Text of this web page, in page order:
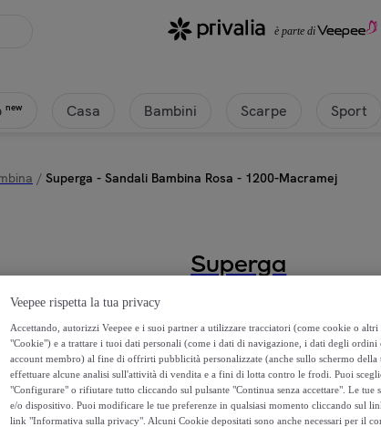
new Casa Bambini Scarpe Sport
/ Superga - Sandali Bambina Rosa - 1200-Macramej
Superga
Superga - Sandali
13,99 €
29,00 €
- 51 %
Veepee rispetta la tua privacy
Accettando, autorizzi Veepee e i suoi partner a utilizzare tracciatori (come cookie o
"Cookie") e a trattare i tuoi dati personali (come i dati di navigazione, i dati degli
account membro) al fine di offrirti pubblicità personalizzate (anche sullo schermo della
effettuare alcune analisi sull'attività di vendita e a fini di lotta contro le frodi. Puoi
"Configurare" o rifiutare tutto cliccando sul pulsante "Continua senza accettare". Le tue
e/o dispositivo. Puoi modificare le tue preferenze in qualsiasi momento cliccando sul
link "Informativa sulla privacy". Alcuni Cookie depositati sono anche necessari per il